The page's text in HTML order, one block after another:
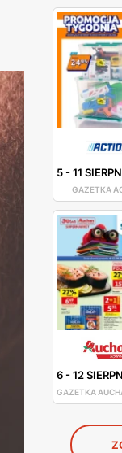
5-11
GAZETKA
6-12